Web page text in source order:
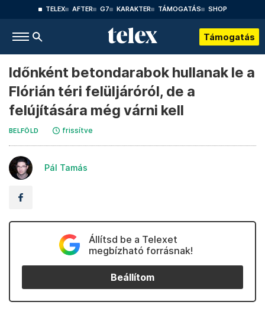
TELEX AFTER G7 KARAKTER TÁMOGATÁS SHOP
Támogatás
Időnként betondarabok hullanak le a
Flórián téri felüljáróról, de a
felújítására még várni kell
BELFÖLD frissítve
Pál Tamás
Állítsd be a Telexet
megbízható forrásnak!
Beállítom